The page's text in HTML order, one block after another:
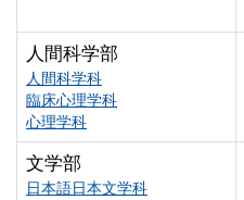
人間科学部
人間科学科
臨床心理学科
心理学科
文学部
日本語日本文学科